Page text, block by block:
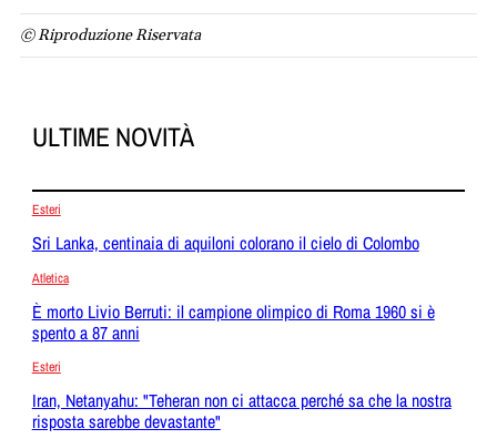
© Riproduzione Riservata
ULTIME NOVITÀ
Esteri
Sri Lanka, centinaia di aquiloni colorano il cielo di Colombo
Atletica
È morto Livio Berruti: il campione olimpico di Roma 1960 si è
spento a 87 anni
Esteri
Iran, Netanyahu: "Teheran non ci attacca perché sa che la nostra
risposta sarebbe devastante"